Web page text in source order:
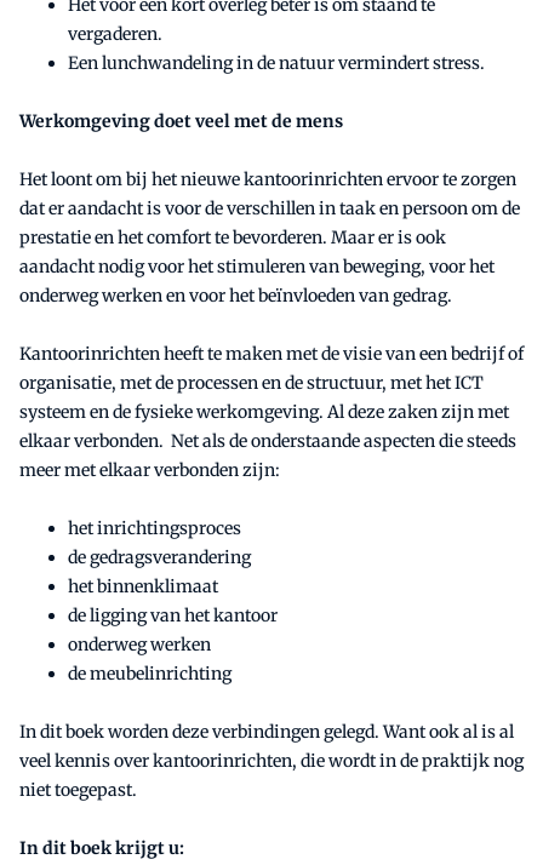
Het voor een kort overleg beter is om staand te
vergaderen.
Een lunchwandeling in de natuur vermindert stress.
Werkomgeving doet veel met de mens
Het loont om bij het nieuwe kantoorinrichten ervoor te zorgen
dat er aandacht is voor de verschillen in taak en persoon om de
prestatie en het comfort te bevorderen. Maar er is ook
aandacht nodig voor het stimuleren van beweging, voor het
onderweg werken en voor het beïnvloeden van gedrag.
Kantoorinrichten heeft te maken met de visie van een bedrijf of
organisatie, met de processen en de structuur, met het ICT
systeem en de fysieke werkomgeving. Al deze zaken zijn met
elkaar verbonden. Net als de onderstaande aspecten die steeds
meer met elkaar verbonden zijn:
het inrichtingsproces
de gedragsverandering
het binnenklimaat
de ligging van het kantoor
onderweg werken
de meubelinrichting
In dit boek worden deze verbindingen gelegd. Want ook al is al
veel kennis over kantoorinrichten, die wordt in de praktijk nog
niet toegepast.
In dit boek krijgt u: